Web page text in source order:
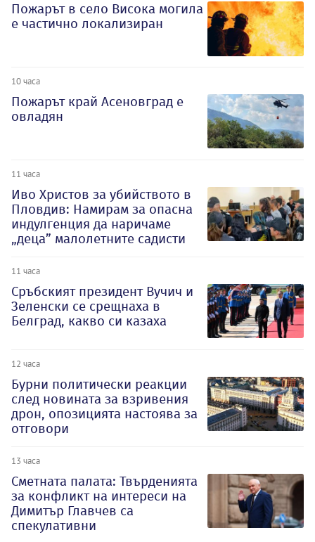
Пожарът в село Висока могила
е частично локализиран
10 часа
Пожарът край Асеновград е
овладян
11 часа
Иво Христов за убийството в
Пловдив: Намирам за опасна
индулгенция да наричаме
„деца” малолетните садисти
11 часа
Сръбският президент Вучич и
Зеленски се срещнаха в
Белград, какво си казаха
12 часа
Бурни политически реакции
след новината за взривения
дрон, опозицията настоява за
отговори
13 часа
Сметната палата: Твърденията
за конфликт на интереси на
Димитър Главчев са
спекулативни